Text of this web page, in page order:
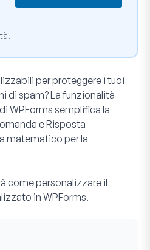
per proteggere i tuoi
di spam? La funzionalità
WPForms semplifica la
e Risposta
matematico per la
come personalizzare il
in WPForms.